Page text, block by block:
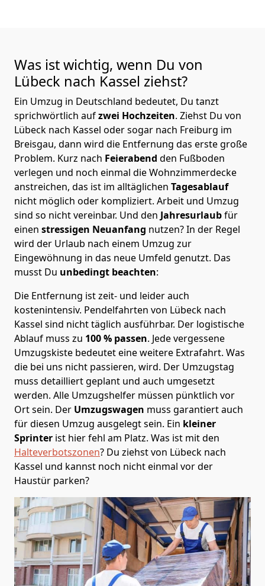
Was ist wichtig, wenn Du von
Lübeck nach Kassel ziehst?
Ein Umzug in Deutschland bedeutet, Du tanzt
sprichwörtlich aufzwei Hochzeiten. Ziehst Du von
Lübeck nach Kassel oder sogar nach Freiburg im
Breisgau, dann wird die Entfernung das erste große
Problem. Kurz nach Feierabend den Fußboden
verlegen und noch einmal die Wohnzimmerdecke
anstreichen, das ist im alltäglichen Tagesablauf
nicht möglich oder kompliziert. Arbeit und Umzug
sind so nicht vereinbar. Und den Jahresurlaubfür
einen stressigen Neuanfang nutzen? In der Regel
wird der Urlaub nach einem Umzug zur
Eingewöhnung in das neue Umfeld genutzt. Das
musst Du unbedingt beachten:
Die Entfernung ist zeit- und leider auch
kostenintensiv. Pendelfahrten von Lübeck nach
Kassel sind nicht täglich ausführbar. Der logistische
Ablauf muss zu 100 % passen. Jede vergessene
Umzugskiste bedeutet eine weitere Extrafahrt. Was
die bei uns nicht passieren, wird. Der Umzugstag
muss detailliert geplant und auch umgesetzt
werden. Alle Umzugshelfer müssen pünktlich vor
Ort sein. Der Umzugswagen muss garantiert auch
für diesen Umzug ausgelegt sein. Ein kleiner
Sprinter ist hier fehl am Platz. Was ist mit den
Halteverbotszonen? Du ziehst von Lübeck nach
Kassel und kannst noch nicht einmal vor der
Haustür parken?